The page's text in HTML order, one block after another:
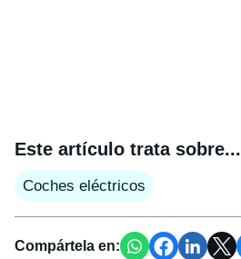
Este artículo trata sobre...
Coches eléctricos
Compártela en: